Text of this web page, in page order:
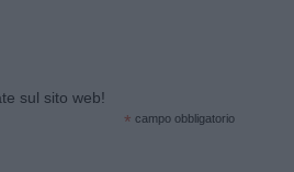
sul sito web!
* campo obbligatorio